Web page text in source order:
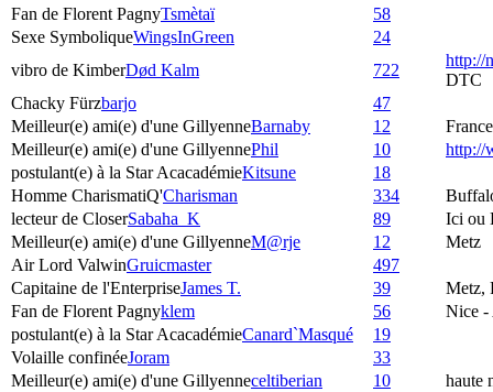
Fan de Florent PagnyTsmètaï
58
Sexe SymboliqueWingsInGreen
24
vibro de KimberDød Kalm 722
http://
DTC
Chacky Fürzbarjo
47
Meilleur(e) ami(e) d'une GillyenneBarnaby 12
France
Meilleur(e) ami(e) d'une GillyennePhil 10
http://
postulant(e) à la Star AcacadémieKitsune
18
Homme CharismatiQ'Charisman 334
lecteur de CloserSabaha_K 89
Ici ou
Meilleur(e) ami(e) d'une GillyenneM@rje 12
Metz
Air Lord ValwinGruicmaster
497
Capitaine de l'EnterpriseJames T. 39
Metz,
Fan de Florent Pagnyklem 56
Nice -
postulant(e) à la Star AcacadémieCanard`Masqué
19
Volaille confinéeJoram
33
Meilleur(e) ami(e) d'une Gillyenneceltiberian 10
haute